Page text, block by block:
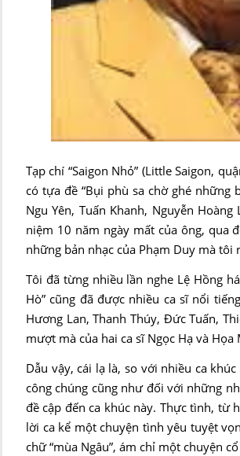
Tạp chí “Saigon Nhỏ” (Little Saigon,
có tựa đề “Bụi phù sa chờ ghé những
Ngu Yên, Tuấn Khanh, Nguyễn
niệm 10 năm ngày mất của ông, qua
những bản nhạc của Phạm Duy mà
Tôi đã từng nhiều lần nghe Lệ Hồng
Hò” cũng đã được nhiều ca sĩ nổi
Hương Lan, Thanh Thúy, Đức Tuấn,
mượt mà của hai ca sĩ Ngọc Hạ và Họa
Dẫu vậy, cái lạ là, so với nhiều ca
công chúng cũng như đối với những
đề cập đến ca khúc này. Thực tình, từ
lời ca kể một chuyện tình yêu tuyệt
chữ “mùa Ngâu”, ám chỉ một chuyện